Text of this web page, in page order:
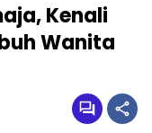
Kenali
Wanita